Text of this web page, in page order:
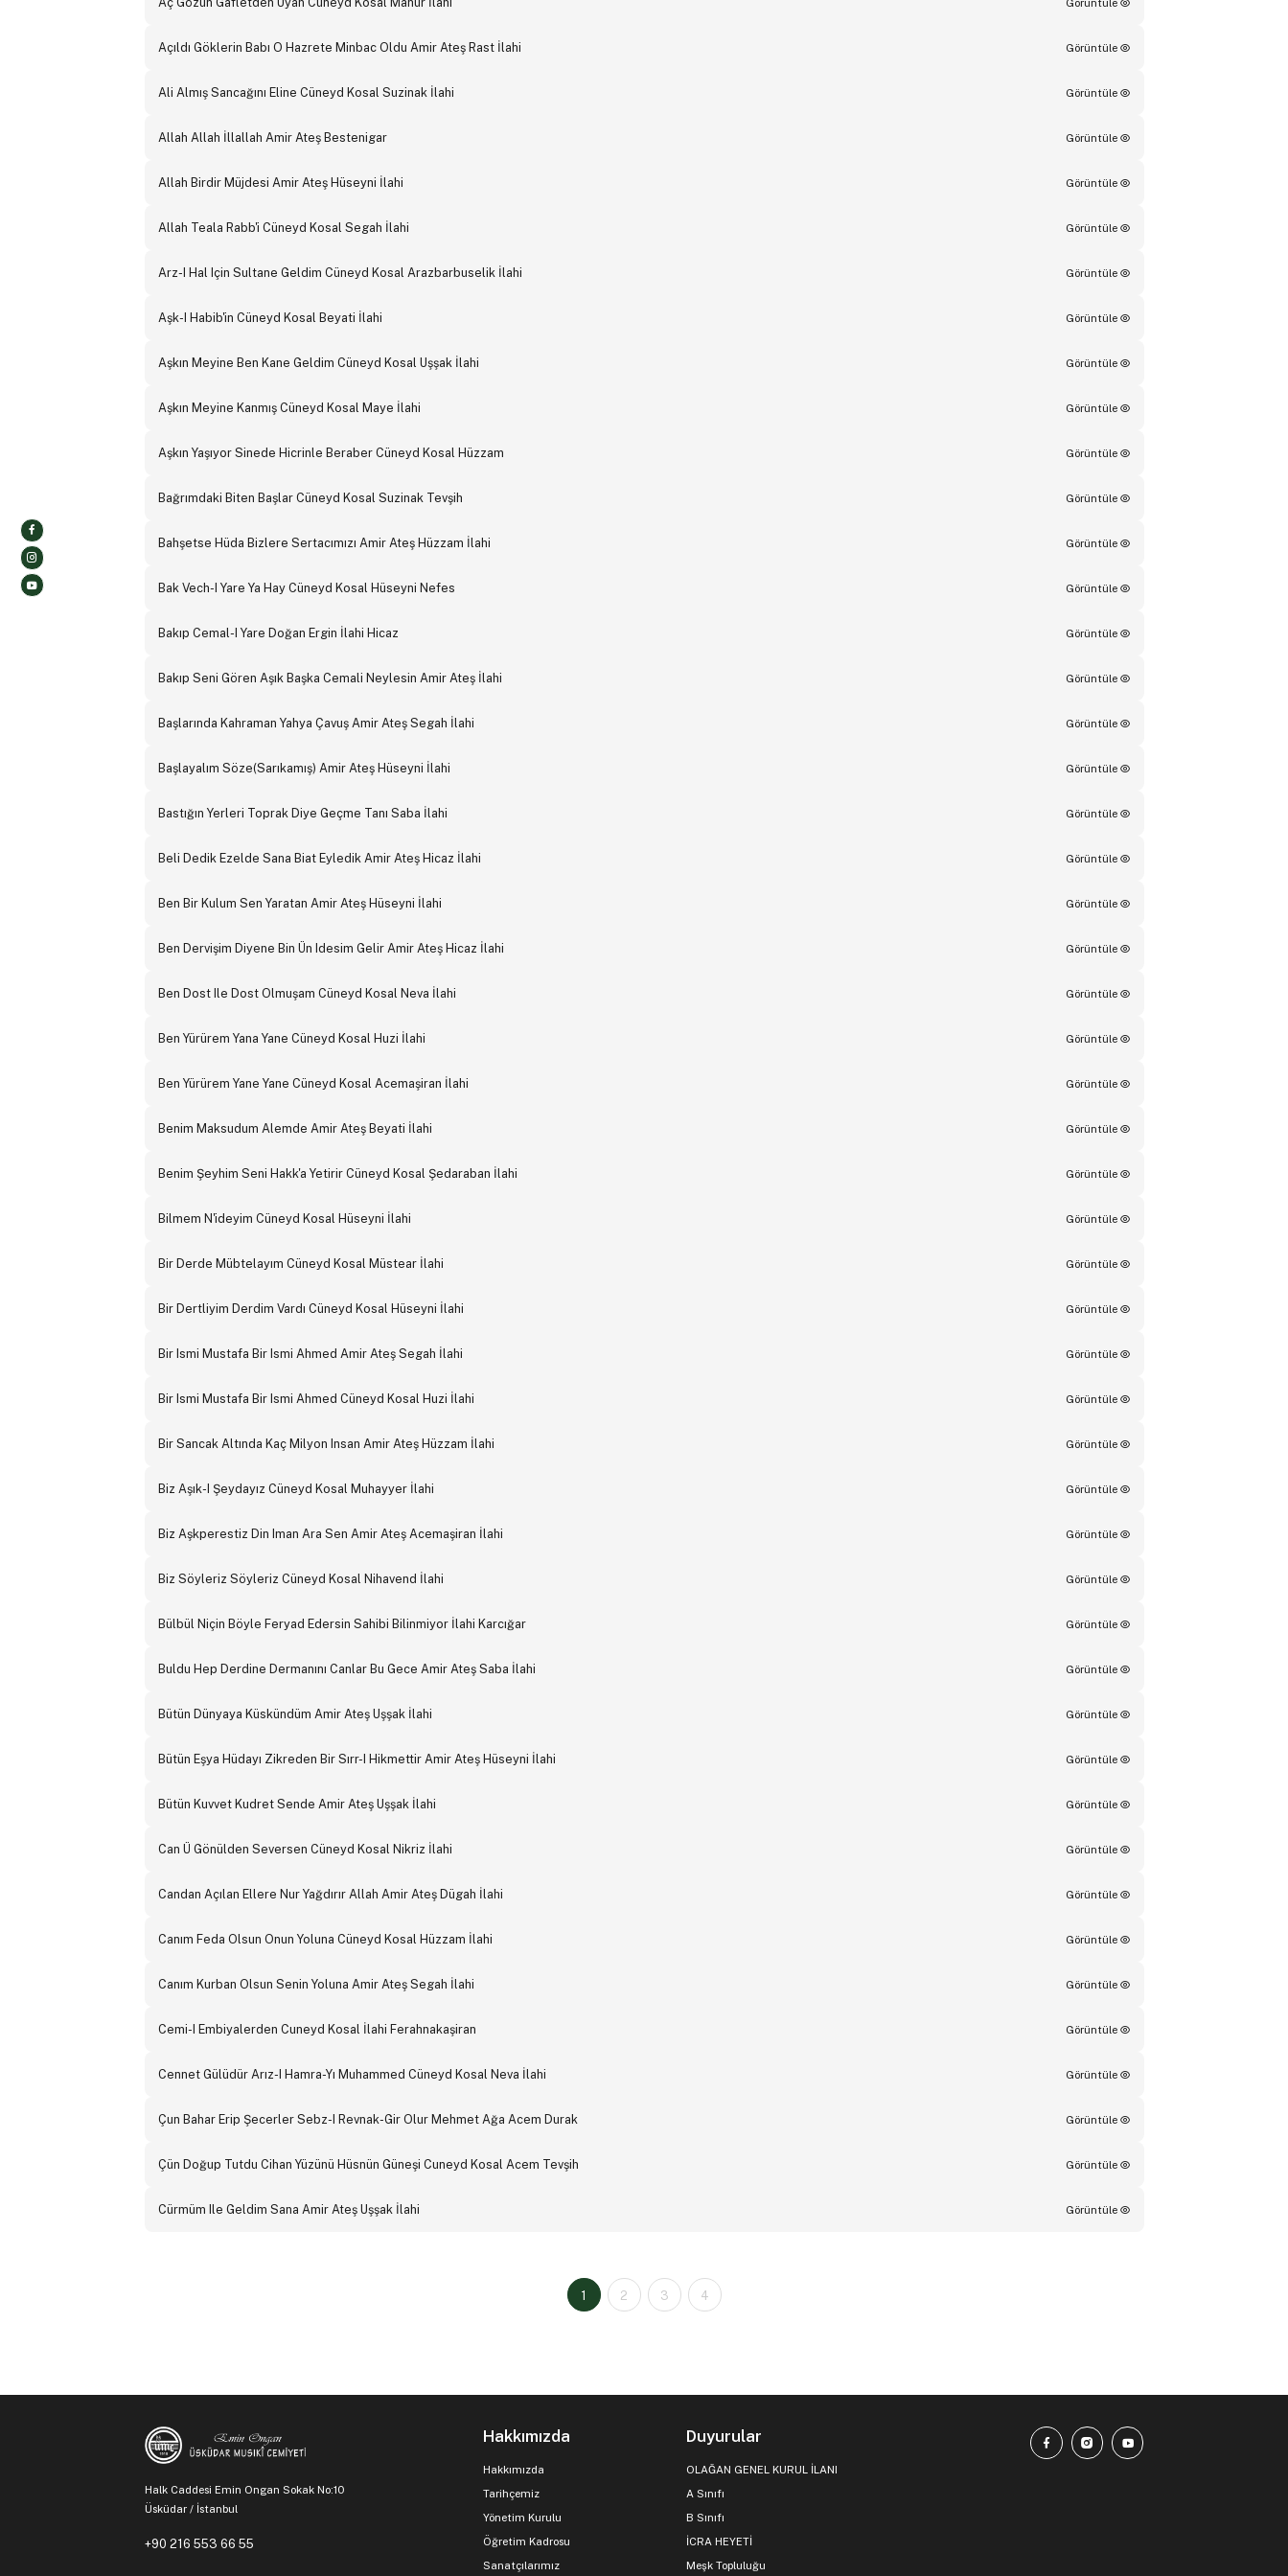
Açıldı Göklerin Babı O Hazrete Minbac Oldu Amir Ateş Rast İlahi Görüntüle
Ali Almış Sancağını Eline Cüneyd Kosal Suzinak İlahi Görüntüle
Allah Allah İllallah Amir Ateş Bestenigar Görüntüle
Allah Birdir Müjdesi Amir Ateş Hüseyni İlahi Görüntüle
Allah Teala Rabb'i Cüneyd Kosal Segah İlahi Görüntüle
Arz-I Hal Için Sultane Geldim Cüneyd Kosal Arazbarbuselik İlahi Görüntüle
Aşk-I Habib'in Cüneyd Kosal Beyati İlahi Görüntüle
Aşkın Meyine Ben Kane Geldim Cüneyd Kosal Uşşak İlahi Görüntüle
Aşkın Meyine Kanmış Cüneyd Kosal Maye İlahi Görüntüle
Aşkın Yaşıyor Sinede Hicrinle Beraber Cüneyd Kosal Hüzzam Görüntüle
Bağrımdaki Biten Başlar Cüneyd Kosal Suzinak Tevşih Görüntüle
Bahşetse Hüda Bizlere Sertacımızı Amir Ateş Hüzzam İlahi Görüntüle
Bak Vech-I Yare Ya Hay Cüneyd Kosal Hüseyni Nefes Görüntüle
Bakıp Cemal-I Yare Doğan Ergin İlahi Hicaz Görüntüle
Bakıp Seni Gören Aşık Başka Cemali Neylesin Amir Ateş İlahi Görüntüle
Başlarında Kahraman Yahya Çavuş Amir Ateş Segah İlahi Görüntüle
Başlayalım Söze(Sarıkamış) Amir Ateş Hüseyni İlahi Görüntüle
Bastığın Yerleri Toprak Diye Geçme Tanı Saba İlahi Görüntüle
Beli Dedik Ezelde Sana Biat Eyledik Amir Ateş Hicaz İlahi Görüntüle
Ben Bir Kulum Sen Yaratan Amir Ateş Hüseyni İlahi Görüntüle
Ben Dervişim Diyene Bin Ün Idesim Gelir Amir Ateş Hicaz İlahi Görüntüle
Ben Dost Ile Dost Olmuşam Cüneyd Kosal Neva İlahi Görüntüle
Ben Yürürem Yana Yane Cüneyd Kosal Huzi İlahi Görüntüle
Ben Yürürem Yane Yane Cüneyd Kosal Acemaşiran İlahi Görüntüle
Benim Maksudum Alemde Amir Ateş Beyati İlahi Görüntüle
Benim Şeyhim Seni Hakk'a Yetirir Cüneyd Kosal Şedaraban İlahi Görüntüle
Bilmem N'ideyim Cüneyd Kosal Hüseyni İlahi Görüntüle
Bir Derde Mübtelayım Cüneyd Kosal Müstear İlahi Görüntüle
Bir Dertliyim Derdim Vardı Cüneyd Kosal Hüseyni İlahi Görüntüle
Bir Ismi Mustafa Bir Ismi Ahmed Amir Ateş Segah İlahi Görüntüle
Bir Ismi Mustafa Bir Ismi Ahmed Cüneyd Kosal Huzi İlahi Görüntüle
Bir Sancak Altında Kaç Milyon Insan Amir Ateş Hüzzam İlahi Görüntüle
Biz Aşık-I Şeydayız Cüneyd Kosal Muhayyer İlahi Görüntüle
Biz Aşkperestiz Din Iman Ara Sen Amir Ateş Acemaşiran İlahi Görüntüle
Biz Söyleriz Söyleriz Cüneyd Kosal Nihavend İlahi Görüntüle
Bülbül Niçin Böyle Feryad Edersin Sahibi Bilinmiyor İlahi Karcığar Görüntüle
Buldu Hep Derdine Dermanını Canlar Bu Gece Amir Ateş Saba İlahi Görüntüle
Bütün Dünyaya Küskündüm Amir Ateş Uşşak İlahi Görüntüle
Bütün Eşya Hüdayı Zikreden Bir Sırr-I Hikmettir Amir Ateş Hüseyni İlahi Görüntüle
Bütün Kuvvet Kudret Sende Amir Ateş Uşşak İlahi Görüntüle
Can Ü Gönülden Seversen Cüneyd Kosal Nikriz İlahi Görüntüle
Candan Açılan Ellere Nur Yağdırır Allah Amir Ateş Dügah İlahi Görüntüle
Canım Feda Olsun Onun Yoluna Cüneyd Kosal Hüzzam İlahi Görüntüle
Canım Kurban Olsun Senin Yoluna Amir Ateş Segah İlahi Görüntüle
Cemi-I Embiyalerden Cuneyd Kosal İlahi Ferahnakaşiran Görüntüle
Cennet Gülüdür Arız-I Hamra-Yı Muhammed Cüneyd Kosal Neva İlahi Görüntüle
Çun Bahar Erip Şecerler Sebz-I Revnak-Gir Olur Mehmet Ağa Acem Durak Görüntüle
Çün Doğup Tutdu Cihan Yüzünü Hüsnün Güneşi Cuneyd Kosal Acem Tevşih Görüntüle
Cürmüm Ile Geldim Sana Amir Ateş Uşşak İlahi Görüntüle
1 2 3 4
Halk Caddesi Emin Ongan Sokak No:10
Üsküdar / İstanbul
+90 216 553 66 55
Hakkımızda
Hakkımızda
Tarihçemiz
Yönetim Kurulu
Öğretim Kadrosu
Sanatçılarımız
Duyurular
OLAĞAN GENEL KURUL İLANI
A Sınıfı
B Sınıfı
İCRA HEYETİ
Meşk Topluluğu